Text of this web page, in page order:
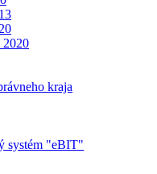
2020
kraja
systém "eBIT"